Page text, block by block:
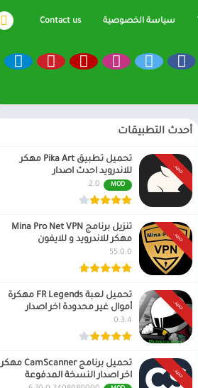
سياسة الخصوصية Contact us
أحدث التطبيقات
جديد
تحميل تطبيق Pika Art مهكر
للاندرويد احدث اصدار
MOD
2.0
جديد
تنزيل برنامج Mina Pro Net VPN
مهكر للاندرويد و للايفون
55.0.0
جديد
تحميل لعبة FR Legends مهكرة
أموال غير محدودة اخر اصدار
0.3.4
جديد
تحميل برنامج CamScanner مهكر
اخر اصدار النسخة المدفوعة